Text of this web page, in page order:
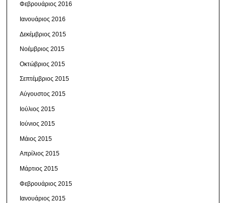
Φεβρουάριος 2016
Ιανουάριος 2016
Δεκέμβριος 2015
Νοέμβριος 2015
Οκτώβριος 2015
Σεπτέμβριος 2015
Αύγουστος 2015
Ιούλιος 2015
Ιούνιος 2015
Μάιος 2015
Απρίλιος 2015
Μάρτιος 2015
Φεβρουάριος 2015
Ιανουάριος 2015